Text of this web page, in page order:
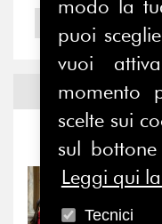
31/07/2026
Prima
modo la
puoi
vuoi
momento
scelte sui
sul
Leggi qui
Tecnici